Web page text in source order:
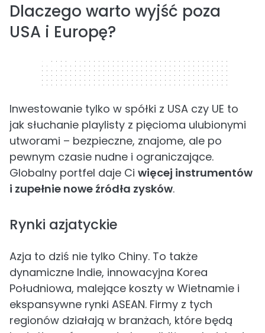
Dlaczego warto wyjść poza
USA i Europę?
320 x 50
Inwestowanie tylko w spółki z USA czy UE to
jak słuchanie playlisty z pięcioma ulubionymi
utworami – bezpieczne, znajome, ale po
pewnym czasie nudne i ograniczające.
Globalny portfel daje Ci więcej instrumentów
i zupełnie nowe źródła zysków.
Rynki azjatyckie
Azja to dziś nie tylko Chiny. To także
dynamiczne Indie, innowacyjna Korea
Południowa, malejące koszty w Wietnamie i
ekspansywne rynki ASEAN. Firmy z tych
regionów działają w branżach, które będą